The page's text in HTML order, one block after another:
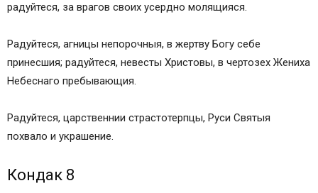
радуйтеся, за врагов своих усердно молящияся.
Радуйтеся, агницы непорочныя, в жертву Богу себе
принесшия; радуйтеся, невесты Христовы, в чертозех Жениха
Небеснаго пребывающия.
Радуйтеся, царственнии страстотерпцы, Руси Святыя
похвало и украшение.
Кондак 8